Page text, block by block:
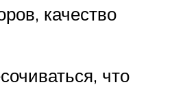
качество
что